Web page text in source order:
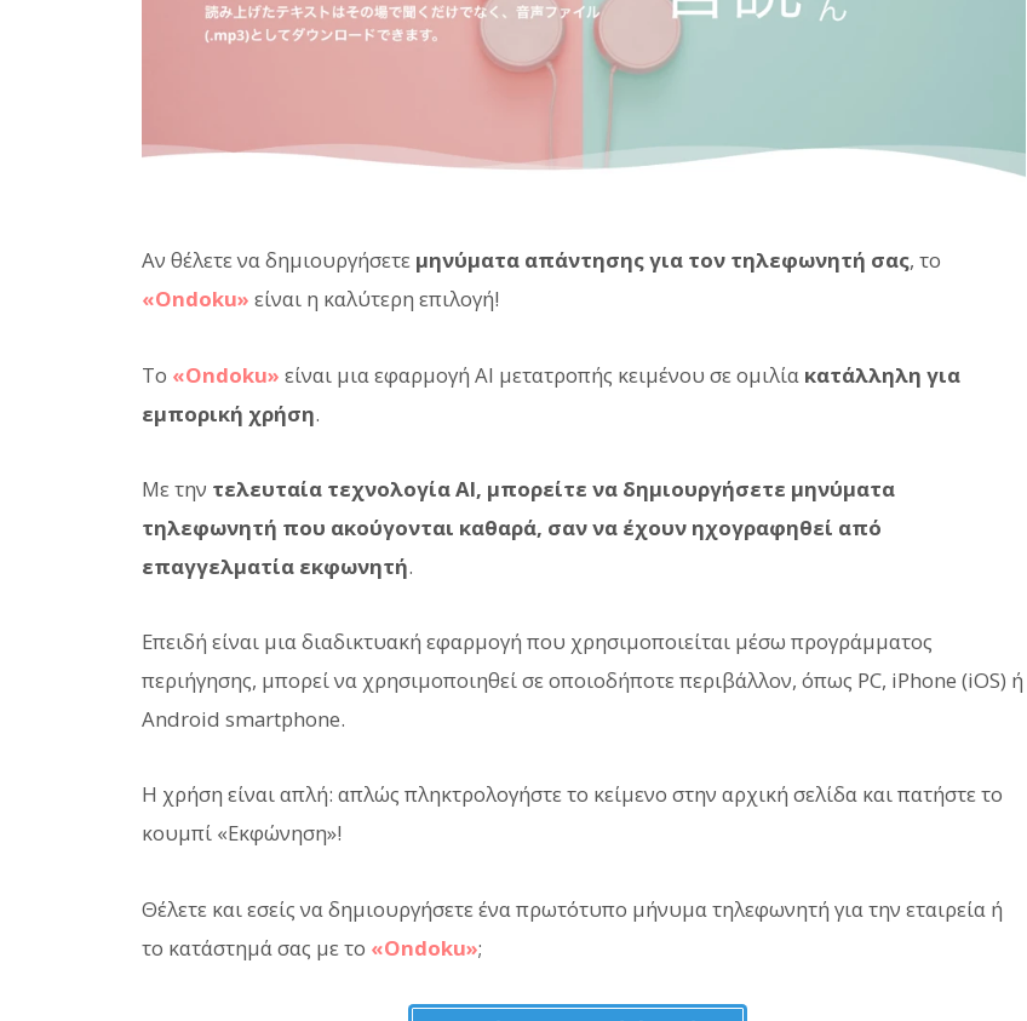
Αν θέλετε να δημιουργήσετε μηνύματα απάντησης για τον τηλεφωνητή σας, το
«Ondoku» είναι η καλύτερη επιλογή!
Το «Ondoku» είναι μια εφαρμογή AI μετατροπής κειμένου σε ομιλία κατάλληλη για
εμπορική χρήση.
Με την τελευταία τεχνολογία AI, μπορείτε να δημιουργήσετε μηνύματα
τηλεφωνητή που ακούγονται καθαρά, σαν να έχουν ηχογραφηθεί από
επαγγελματία εκφωνητή.
Επειδή είναι μια διαδικτυακή εφαρμογή που χρησιμοποιείται μέσω προγράμματος
περιήγησης, μπορεί να χρησιμοποιηθεί σε οποιοδήποτε περιβάλλον, όπως PC, iPhone (iOS) ή
Android smartphone.
Η χρήση είναι απλή: απλώς πληκτρολογήστε το κείμενο στην αρχική σελίδα και πατήστε το
κουμπί «Εκφώνηση»!
Θέλετε και εσείς να δημιουργήσετε ένα πρωτότυπο μήνυμα τηλεφωνητή για την εταιρεία ή
το κατάστημά σας με το «Ondoku»;